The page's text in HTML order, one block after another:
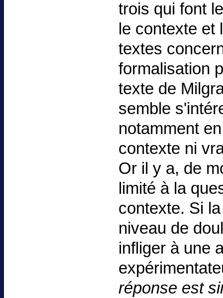
trois qui font
le contexte et
textes
formalisation
texte de
semble
notamment
contexte ni
Or il y a, de
limité à la
contexte. Si
niveau de
infliger à une
réponse est